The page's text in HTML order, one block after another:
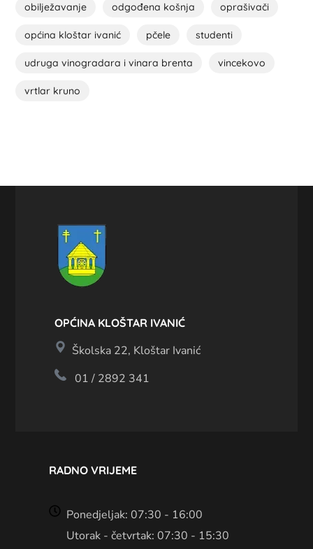
obilježavanje odgođena košnja oprašivači
općina kloštar ivanić pčele studenti
udruga vinogradara i vinara brenta vincekovo
vrtlar kruno
OPĆINA KLOŠTAR IVANIĆ
Školska 22, Kloštar Ivanić
01 / 2892 341
RADNO VRIJEME
Ponedjeljak: 07:30 - 16:00
Utorak - četvrtak: 07:30 - 15:30